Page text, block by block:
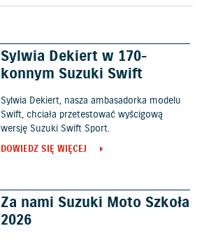
Sylwia Dekiert w 170-
konnym Suzuki Swift
Sylwia Dekiert, nasza ambasadorka modelu
Swift, chciała przetestować wyścigową
wersję Suzuki Swift Sport.
DOWIEDZ SIĘ WIĘCEJ
Za nami Suzuki Moto Szkoła
2026